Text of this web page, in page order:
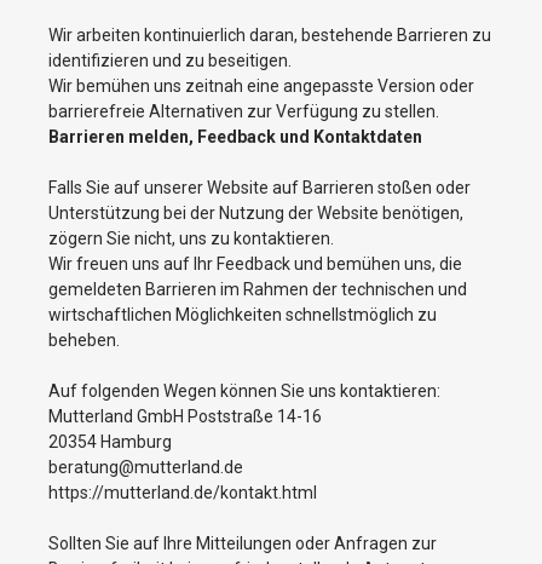
Wir arbeiten kontinuierlich daran, bestehende Barrieren zu
identifizieren und zu beseitigen.
Wir bemühen uns zeitnah eine angepasste Version oder
barrierefreie Alternativen zur Verfügung zu stellen.
Barrieren melden, Feedback und Kontaktdaten
Falls Sie auf unserer Website auf Barrieren stoßen oder
Unterstützung bei der Nutzung der Website benötigen,
zögern Sie nicht, uns zu kontaktieren.
Wir freuen uns auf Ihr Feedback und bemühen uns, die
gemeldeten Barrieren im Rahmen der technischen und
wirtschaftlichen Möglichkeiten schnellstmöglich zu
beheben.
Auf folgenden Wegen können Sie uns kontaktieren:
Mutterland GmbH Poststraße 14-16
20354 Hamburg
beratung@mutterland.de
https://mutterland.de/kontakt.html
Sollten Sie auf Ihre Mitteilungen oder Anfragen zur